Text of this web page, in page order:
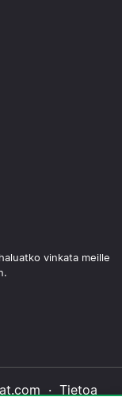
vinkata meille
· Tietoa